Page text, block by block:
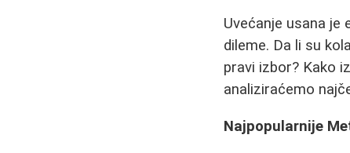
Uvećanje usana je
dileme. Da li su
pravi izbor? Kako
analiziraćemo
Najpopularnije